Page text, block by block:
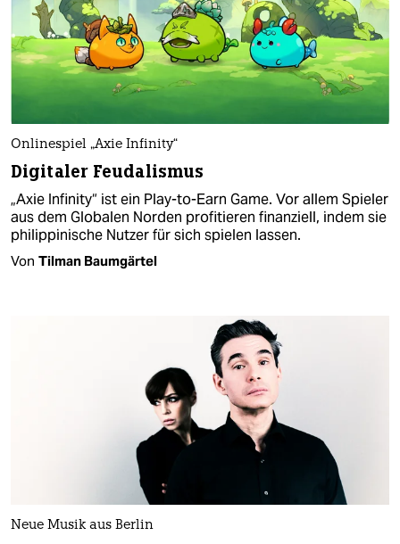
Onlinespiel „Axie Infinity“
Digitaler Feudalismus
„Axie Infinity“ ist ein Play-to-Earn Game. Vor allem Spieler
aus dem Globalen Norden profitieren finanziell, indem sie
philippinische Nutzer für sich spielen lassen.
Von Tilman Baumgärtel
Neue Musik aus Berlin